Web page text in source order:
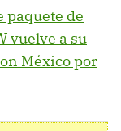
paquete de
vuelve a su
México por